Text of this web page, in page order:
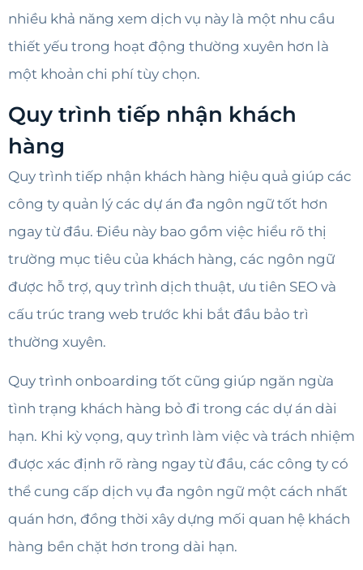
nhiều khả năng xem dịch vụ này là một nhu cầu
thiết yếu trong hoạt động thường xuyên hơn là
một khoản chi phí tùy chọn.
Quy trình tiếp nhận khách
hàng
Quy trình tiếp nhận khách hàng hiệu quả giúp các
công ty quản lý các dự án đa ngôn ngữ tốt hơn
ngay từ đầu. Điều này bao gồm việc hiểu rõ thị
trường mục tiêu của khách hàng, các ngôn ngữ
được hỗ trợ, quy trình dịch thuật, ưu tiên SEO và
cấu trúc trang web trước khi bắt đầu bảo trì
thường xuyên.
Quy trình onboarding tốt cũng giúp ngăn ngừa
tình trạng khách hàng bỏ đi trong các dự án dài
hạn. Khi kỳ vọng, quy trình làm việc và trách nhiệm
được xác định rõ ràng ngay từ đầu, các công ty có
thể cung cấp dịch vụ đa ngôn ngữ một cách nhất
quán hơn, đồng thời xây dựng mối quan hệ khách
hàng bền chặt hơn trong dài hạn.